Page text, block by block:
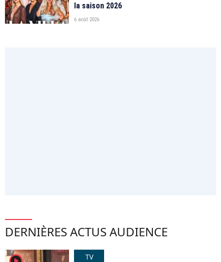
la saison 2026
6 août 2026
DERNIÈRES ACTUS AUDIENCE
TV